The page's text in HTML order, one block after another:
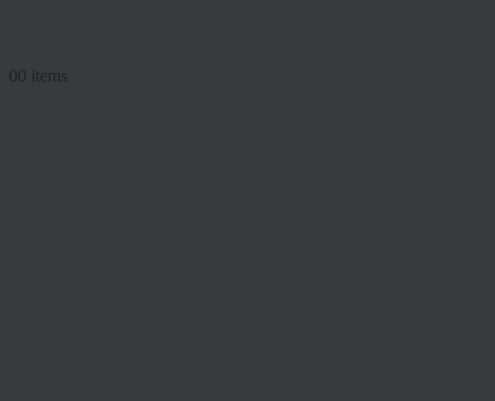
00 items